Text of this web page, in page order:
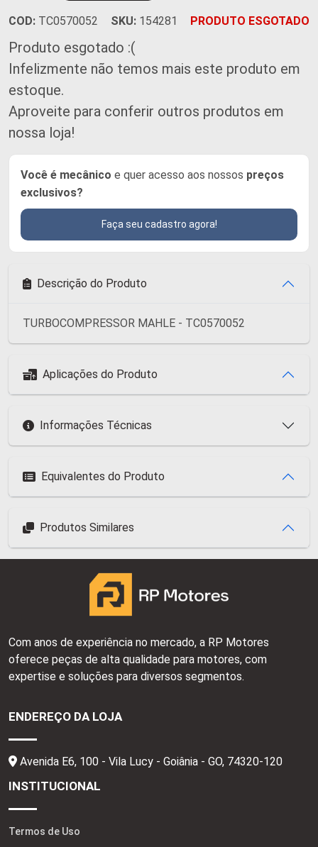
COD: TC0570052 SKU: 154281 PRODUTO ESGOTADO
Produto esgotado :(
Infelizmente não temos mais este produto em
estoque.
Aproveite para conferir outros produtos em
nossa loja!
Você é mecânico e quer acesso aos nossos preços
exclusivos?
Faça seu cadastro agora!
Descrição do Produto
TURBOCOMPRESSOR MAHLE - TC0570052
Aplicações do Produto
Informações Técnicas
Equivalentes do Produto
Produtos Similares
Com anos de experiência no mercado, a RP Motores
oferece peças de alta qualidade para motores, com
expertise e soluções para diversos segmentos.
ENDEREÇO DA LOJA
Avenida E6, 100 - Vila Lucy - Goiânia - GO, 74320-120
INSTITUCIONAL
Termos de Uso